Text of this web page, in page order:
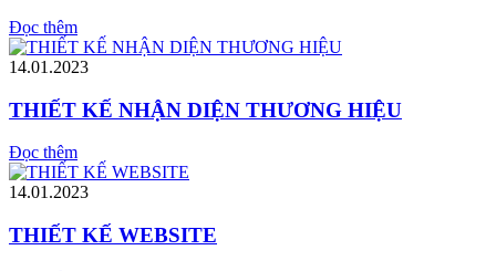
Đọc thêm
14.01.2023
THIẾT KẾ NHẬN DIỆN THƯƠNG HIỆU
Đọc thêm
14.01.2023
THIẾT KẾ WEBSITE